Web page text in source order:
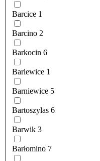
Barcice 1
Barcino 2
Barkocin 6
Barlewice 1
Barniewice 5
Bartoszylas 6
Barwik 3
Barłomino 7